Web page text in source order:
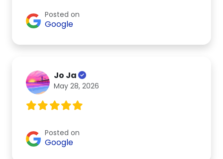
Posted on
Google
Jo Ja
May 28, 2026
Posted on
Google